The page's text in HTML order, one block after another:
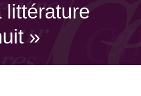
littérature
»